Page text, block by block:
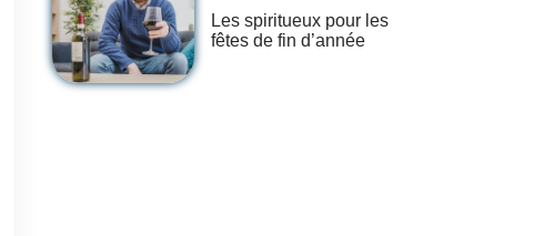
Les spiritueux pour les
fêtes de fin d’année